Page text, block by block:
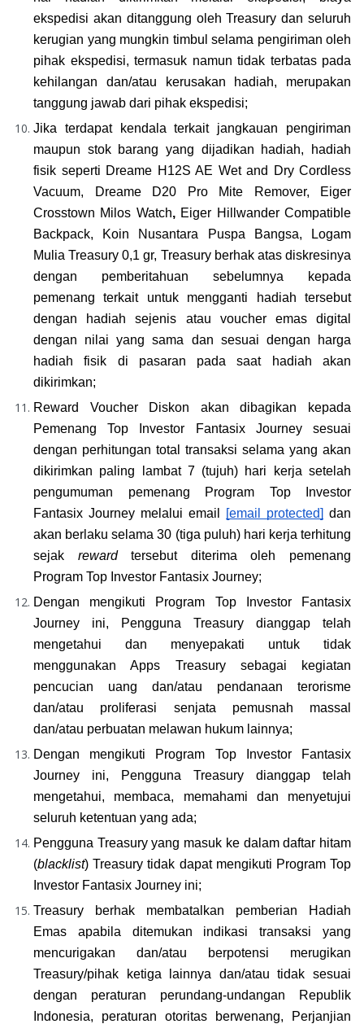
ekspedisi akan ditanggung oleh Treasury dan seluruh
kerugian yang mungkin timbul selama pengiriman oleh
pihak ekspedisi, termasuk namun tidak terbatas pada
kehilangan dan/atau kerusakan hadiah, merupakan
tanggung jawab dari pihak ekspedisi;
Jika terdapat kendala terkait jangkauan pengiriman
maupun stok barang yang dijadikan hadiah, hadiah
fisik seperti Dreame H12S AE Wet and Dry Cordless
Vacuum, Dreame D20 Pro Mite Remover, Eiger
Crosstown Milos Watch, Eiger Hillwander Compatible
Backpack, Koin Nusantara Puspa Bangsa, Logam
Mulia Treasury 0,1 gr, Treasury berhak atas diskresinya
dengan pemberitahuan sebelumnya kepada
pemenang terkait untuk mengganti hadiah tersebut
dengan hadiah sejenis atau voucher emas digital
dengan nilai yang sama dan sesuai dengan harga
hadiah fisik di pasaran pada saat hadiah akan
dikirimkan;
Reward Voucher Diskon akan dibagikan kepada
Pemenang Top Investor Fantasix Journey sesuai
dengan perhitungan total transaksi selama yang akan
dikirimkan paling lambat 7 (tujuh) hari kerja setelah
pengumuman pemenang Program Top Investor
Fantasix Journey melalui email
[email protected] dan
akan berlaku selama 30 (tiga puluh) hari kerja terhitung
sejak reward tersebut diterima oleh pemenang
Program Top Investor Fantasix Journey;
Dengan mengikuti Program Top Investor Fantasix
Journey ini, Pengguna Treasury dianggap telah
mengetahui dan menyepakati untuk tidak
menggunakan Apps Treasury sebagai kegiatan
pencucian uang dan/atau pendanaan terorisme
dan/atau proliferasi senjata pemusnah massal
dan/atau perbuatan melawan hukum lainnya;
Dengan mengikuti Program Top Investor Fantasix
Journey ini, Pengguna Treasury dianggap telah
mengetahui, membaca, memahami dan menyetujui
seluruh ketentuan yang ada;
Pengguna Treasury yang masuk ke dalam daftar hitam
(blacklist) Treasury tidak dapat mengikuti Program Top
Investor Fantasix Journey ini;
Treasury berhak membatalkan pemberian Hadiah
Emas apabila ditemukan indikasi transaksi yang
mencurigakan dan/atau berpotensi merugikan
Treasury/pihak ketiga lainnya dan/atau tidak sesuai
dengan peraturan perundang-undangan Republik
Indonesia, peraturan otoritas berwenang, Perjanjian